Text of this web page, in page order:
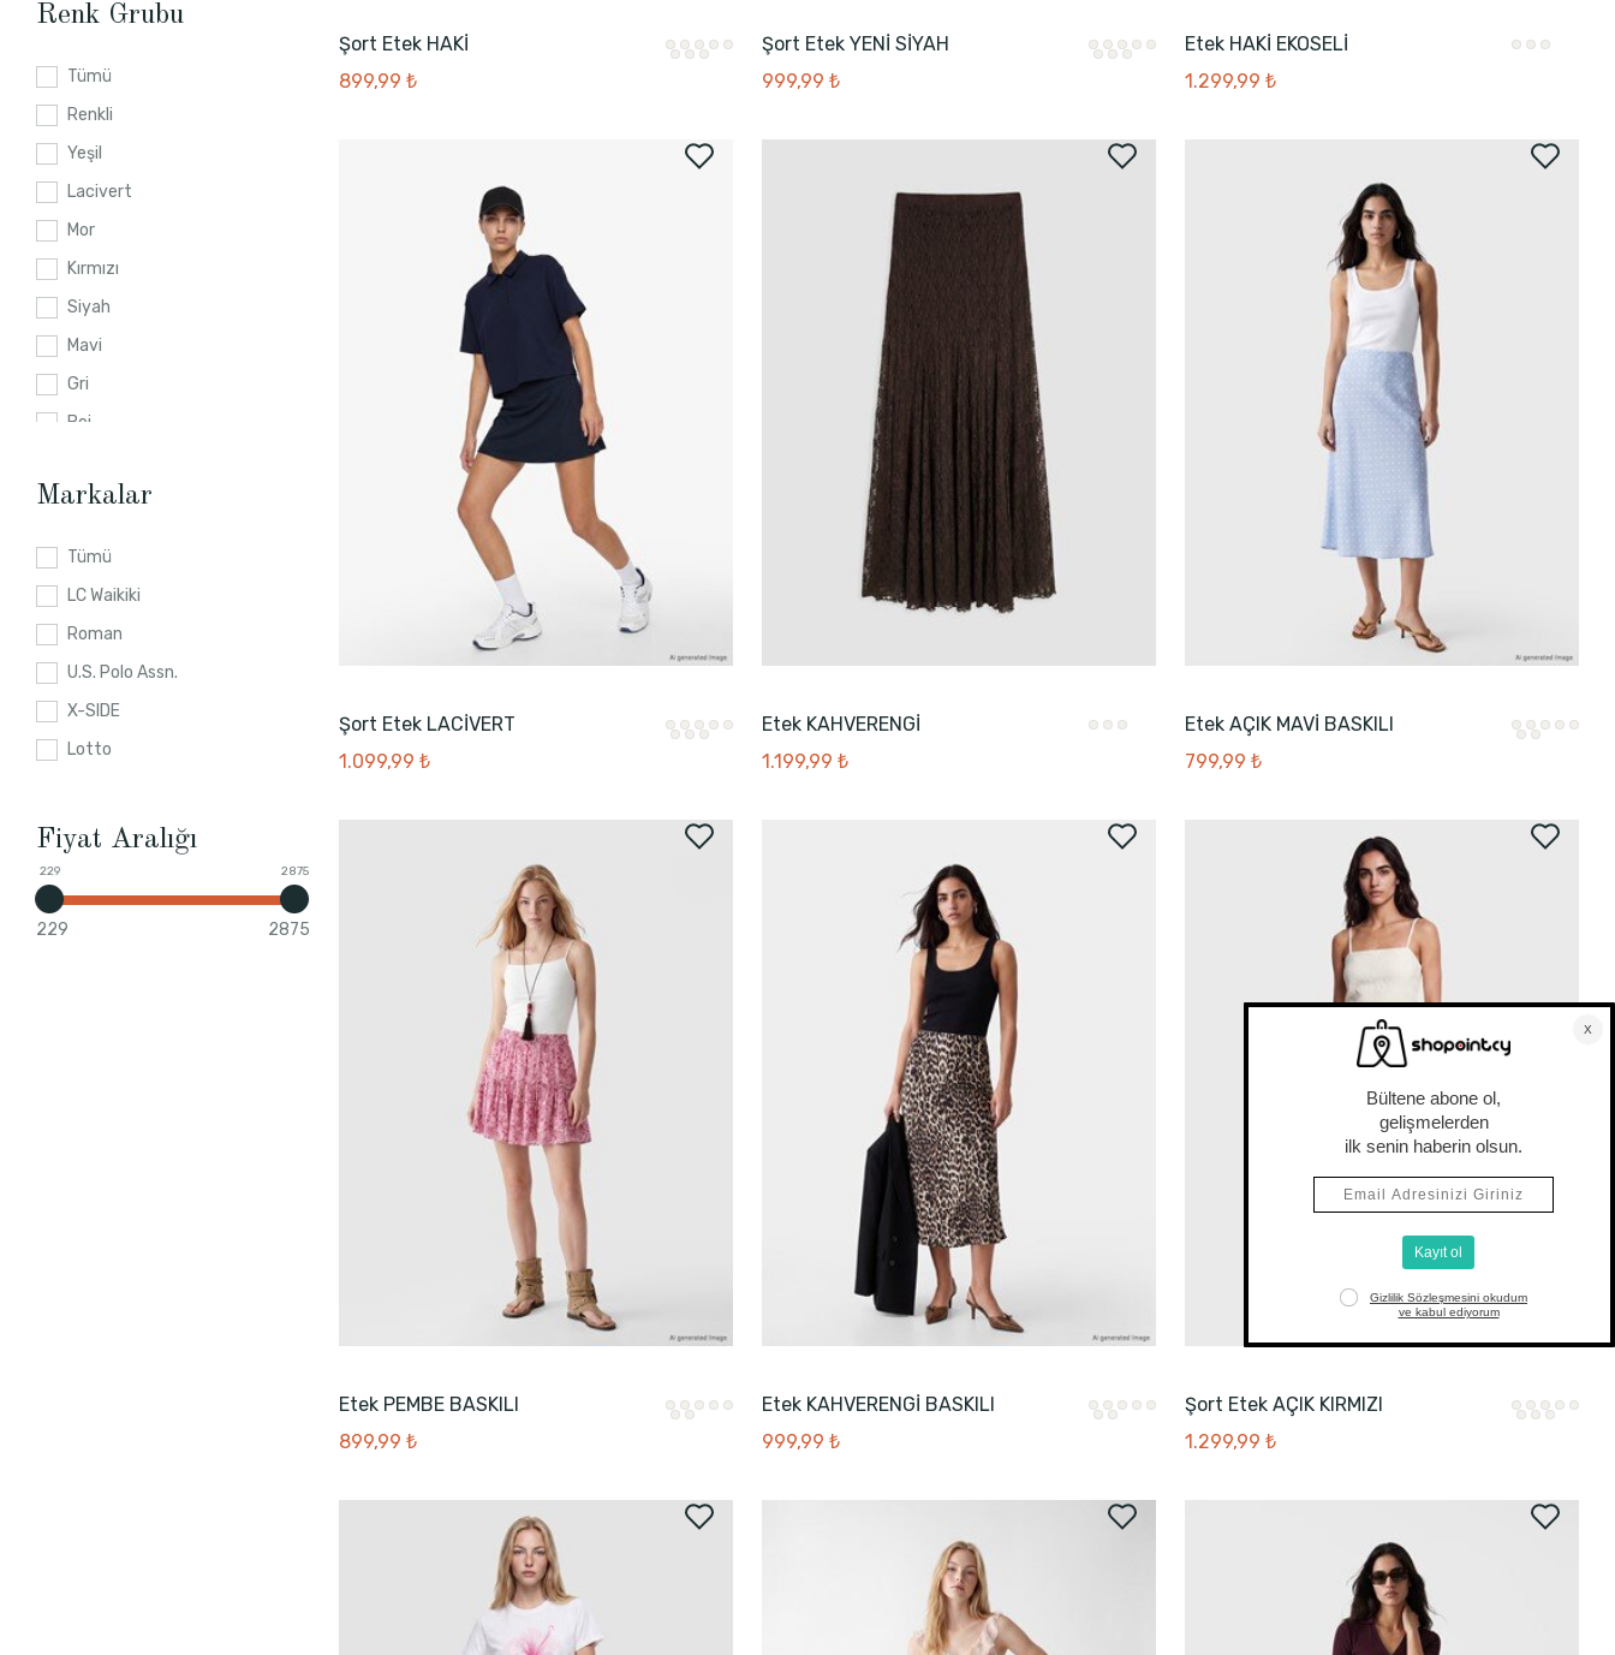
44
Renk Grubu
Tümü
Renkli
Yeşil
Lacivert
Mor
Kırmızı
Siyah
Mavi
Gri
Bej
Kahverengi
Markalar
Tümü
LC Waikiki
Roman
U.S. Polo Assn.
X-SIDE
Lotto
Fiyat Aralığı
229 2875
229 2875
Şort Etek HAKİ
899,99 ₺
Şort Etek YENİ SİYAH
999,99 ₺
Etek HAKİ EKOSELİ
1.299,99 ₺
Şort Etek LACİVERT
1.099,99 ₺
Etek KAHVERENGİ
1.199,99 ₺
Etek AÇIK MAVİ BASKILI
799,99 ₺
Etek PEMBE BASKILI
899,99 ₺
Etek KAHVERENGİ BASKILI
999,99 ₺
Şort Etek AÇIK KIRMIZI
1.299,99 ₺